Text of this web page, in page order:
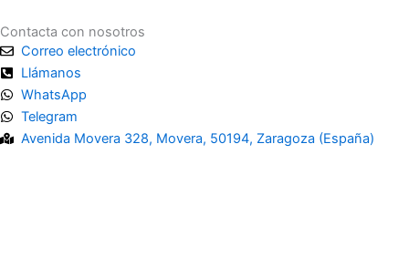
Contacta con nosotros
Correo electrónico
Llámanos
WhatsApp
Telegram
Avenida Movera 328, Movera, 50194, Zaragoza (España)